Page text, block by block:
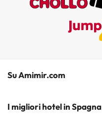
Su Amimir.com
Il Nostro Team
I migliori hotel in Spagna